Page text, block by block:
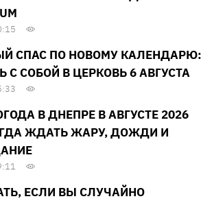
СПАС ПО НОВОМУ КАЛЕНДАРЮ:
С СОБОЙ В ЦЕРКОВЬ 6 АВГУСТА
В ДНЕПРЕ В АВГУСТЕ 2026
ЖДАТЬ ЖАРУ, ДОЖДИ И
ЕСЛИ ВЫ СЛУЧАЙНО